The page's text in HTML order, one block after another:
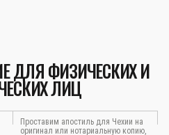
ДЛЯ ФИЗИЧЕСКИХ И
ЛИЦ
Проставим апостиль для Чехии на
оригинал или нотариальную копию,